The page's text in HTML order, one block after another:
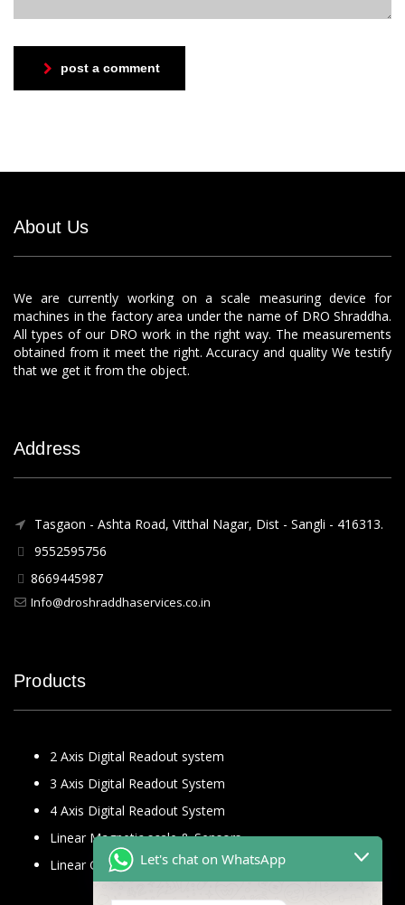
post a comment
About Us
We are currently working on a scale measuring device for
machines in the factory area under the name of DRO Shraddha.
All types of our DRO work in the right way. The measurements
obtained from it meet the right. Accuracy and quality We testify
that we get it from the object.
Address
Tasgaon - Ashta Road, Vitthal Nagar, Dist - Sangli - 416313.
9552595756
8669445987
Info@droshraddhaservices.co.in
Products
2 Axis Digital Readout system
3 Axis Digital Readout System
4 Axis Digital Readout System
Linear Magnetic scale & Sensors
Linear Glass ScaleLet's chat on WhatsApp